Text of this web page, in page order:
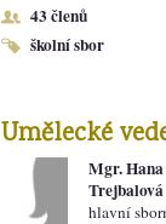
43 členů
školní sbor
Umělecké
Mgr. Hana
Trejbalová
hlavní